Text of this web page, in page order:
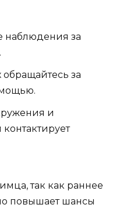
наблюдения за
за
и
так как раннее
повышает шансы